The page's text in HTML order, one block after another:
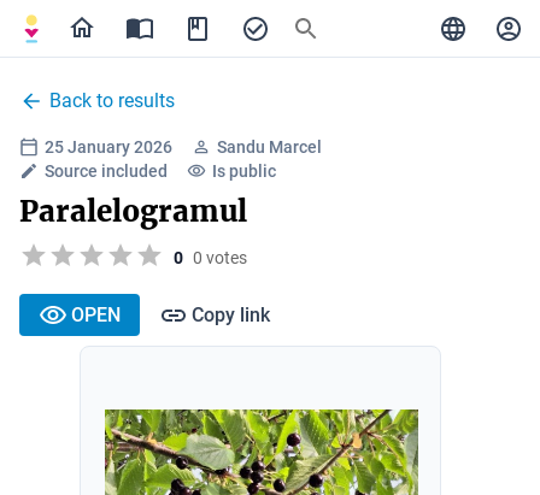
Back to results
25 January 2026
Sandu Marcel
Source included
Is public
Paralelogramul
0 0 votes
OPEN Copy link